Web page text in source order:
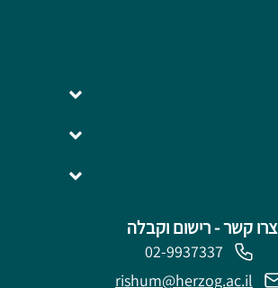
צרו קשר - רישום וקבלה
02-9937337
rishum@herzog.ac.il